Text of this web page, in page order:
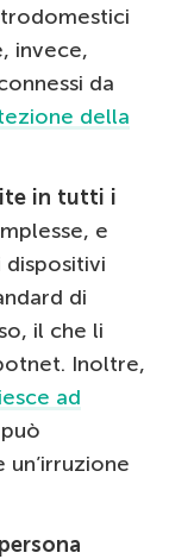
invece,
da
della
in tutti i
e
dispositivi
di
il che li
Inoltre,
ad